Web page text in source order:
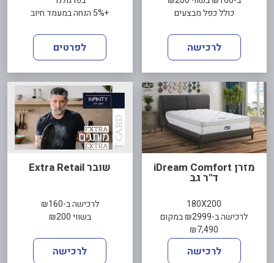
כולל כפל מבצעים
לרכישה
+5% הנחה במעמד חיוב
לפרטים
מזרן iDream Comfort
ד"ר גב
180X200
לרכישה ב-₪2999 במקום
₪7,490
לרכישה
שובר Extra Retail
לרכישה ב-₪160
בשווי ₪200
לרכישה